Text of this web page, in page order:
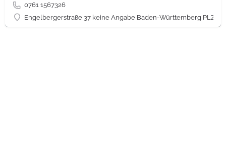
0761 1567326
Engelbergerstraße 37 keine Angabe Baden-Württemberg PLZ